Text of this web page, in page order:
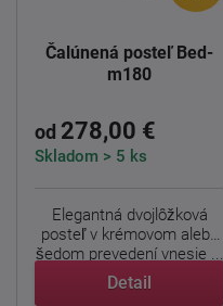
Čalúnená posteľ Bed-
m180
od 278,00 €
Skladom > 5 ks
Elegantná dvojlôžková
posteľ v krémovom alebo
šedom prevedení vnesie ...
Detail